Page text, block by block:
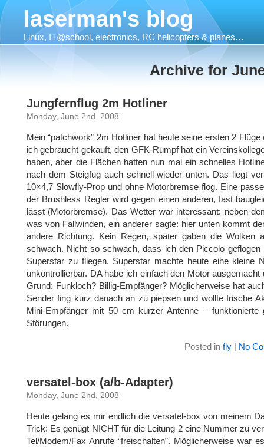
laserman's blog
Linux, IT@school, electronics, RC helicopters & planes…
Archive for
Jungfernflug 2m Hotliner
Monday, June 2nd, 2008
Mein “patchwork” 2m Hotliner hat heute seine ersten 2
ich gebraucht gekauft, den GFK-Rumpf hat ein
haben, aber die Flächen hatten nun mal ein schnelles
nach dem Steigfug auch schnell wieder unten. Das liegt
10×4,7 Slowfly-Prop und ohne Motorbremse flog. Eine
der Brushless Regler wird gegen einen anderen, fast
lässt (Motorbremse). Das Wetter war interessant: neben
was von Fallwinden, ein anderer sagte: hier unten kommt
andere Richtung. Kein Regen, später gaben die
schwach. Nicht so schwach, dass ich den Piccolo
Superstar zu fliegen. Superstar machte heute eine kleine
unkontrollierbar. DA habe ich einfach den Motor
Grund: Funkloch? Billig-Empfänger? Möglicherweise hat
Sender fing kurz danach an zu piepsen und wollte frische
Mini-Empfänger mit 50 cm kurzer Antenne –
Störungen.
Posted in fly| No
versatel-box (a/b-Adapter)
Monday, June 2nd, 2008
Heute gelang es mir endlich die versatel-box von meinem
Trick: Es genügt NICHT für die Leitung 2 eine Nummer zu
Tel/Modem/Fax Anrufe “freischalten”. Möglicherweise